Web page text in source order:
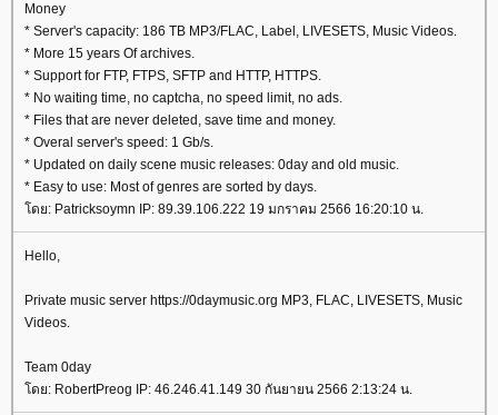
Money
* Server's capacity: 186 TB MP3/FLAC, Label, LIVESETS, Music Videos.
* More 15 years Of archives.
* Support for FTP, FTPS, SFTP and HTTP, HTTPS.
* No waiting time, no captcha, no speed limit, no ads.
* Files that are never deleted, save time and money.
* Overal server's speed: 1 Gb/s.
* Updated on daily scene music releases: 0day and old music.
* Easy to use: Most of genres are sorted by days.
ดย: Patricksoymn IP: 89.39.106.222 19 มกราคม 2566 16:20:10 น.
Hello,
Private music server https://0daymusic.org MP3, FLAC, LIVESETS, Music
Videos.
Team 0day
ดย: RobertPreog IP: 46.246.41.149 30 กันยายน 2566 2:13:24 น.